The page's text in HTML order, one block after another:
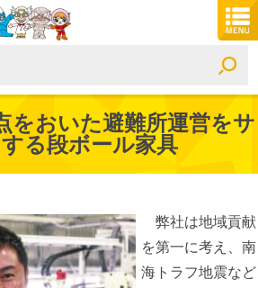
をおいた避難所運営をサ
る段ボール家具
弊社は地域貢献
を第一に考え、南
海トラフ地震など